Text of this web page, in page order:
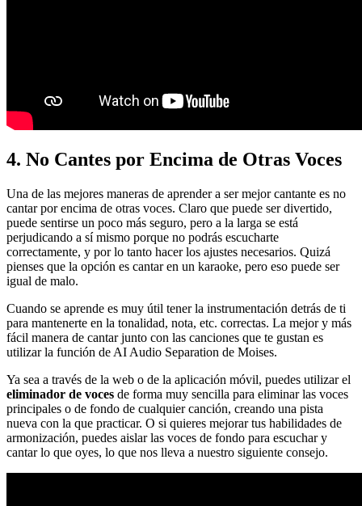
4. No Cantes por Encima de Otras Voces
Una de las mejores maneras de aprender a ser mejor cantante es no
cantar por encima de otras voces. Claro que puede ser divertido,
puede sentirse un poco más seguro, pero a la larga se está
perjudicando a sí mismo porque no podrás escucharte
correctamente, y por lo tanto hacer los ajustes necesarios. Quizá
pienses que la opción es cantar en un karaoke, pero eso puede ser
igual de malo.
Cuando se aprende es muy útil tener la instrumentación detrás de ti
para mantenerte en la tonalidad, nota, etc. correctas. La mejor y más
fácil manera de cantar junto con las canciones que te gustan es
utilizar la función de AI Audio Separation de Moises.
Ya sea a través de la web o de la aplicación móvil, puedes utilizar el
eliminador de voces de forma muy sencilla para eliminar las voces
principales o de fondo de cualquier canción, creando una pista
nueva con la que practicar. O si quieres mejorar tus habilidades de
armonización, puedes aislar las voces de fondo para escuchar y
cantar lo que oyes, lo que nos lleva a nuestro siguiente consejo.